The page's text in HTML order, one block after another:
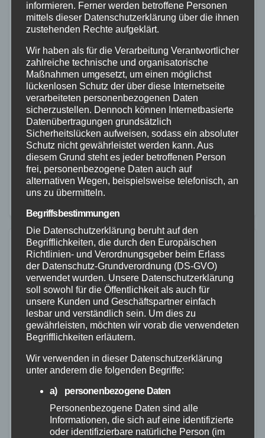
ALTENKIRCHEN POLIZEI
Unfall mit LKW in Freusburg –
Verursacher flüchtet
28. NOV. 2025
Am 27.11.2025 gegen 18:20 Uhr war ein 63-jähriger
Peugeot-Fahrer auf der B 62 im Stadtteil Freusburg
unterwegs. Er fuhr aus der Stadtmitte in Richtung
Siegen. In einer Kurve kam ihm…
ALTENKIRCHEN POLIZEI RETTUNGSDIENST
informieren. Ferner werden betroffene Personen
mittels dieser Datenschutzerklärung über die ihnen
zustehenden Rechte aufgeklärt.
Wir haben als für die Verarbeitung Verantwortlicher
zahlreiche technische und organisatorische
Maßnahmen umgesetzt, um einen möglichst
lückenlosen Schutz der über diese Internetseite
verarbeiteten personenbezogenen Daten
sicherzustellen. Dennoch können Internetbasierte
Datenübertragungen grundsätzlich
Sicherheitslücken aufweisen, sodass ein absoluter
Schutz nicht gewährleistet werden kann. Aus
diesem Grund steht es jeder betroffenen Person
frei, personenbezogene Daten auch auf
alternativen Wegen, beispielsweise telefonisch, an
uns zu übermitteln.
Begriffsbestimmungen
Die Datenschutzerklärung beruht auf den
Begrifflichkeiten, die durch den Europäischen
Richtlinien- und Verordnungsgeber beim Erlass
der Datenschutz-Grundverordnung (DS-GVO)
verwendet wurden. Unsere Datenschutzerklärung
soll sowohl für die Öffentlichkeit als auch für
unsere Kunden und Geschäftspartner einfach
lesbar und verständlich sein. Um dies zu
gewährleisten, möchten wir vorab die verwendeten
Begrifflichkeiten erläutern.
Wir verwenden in dieser Datenschutzerklärung
unter anderem die folgenden Begriffe:
a) personenbezogene Daten
Personenbezogene Daten sind alle
Informationen, die sich auf eine identifizierte
oder identifizierbare natürliche Person (im